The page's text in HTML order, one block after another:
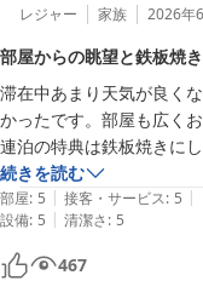
また、ロビーからエレ
拝読いたしました。
一方で、朝食の沖縄そ
備の少なさ、ビーチタ
かけし、誠に申し訳ご
善に向けて真摯に検討
「またお世話になりま
より快適にお過ごしい
レジャー 家族 2026年
部屋からの眺望と鉄板焼
滞在中あまり天気が良く
かったです。部屋も広く
連泊の特典は鉄板焼きに
の接客が心地良く楽しい時
朝食も美味しく、次回は
ています。
続きを読む
部屋: 5 | 接客・サービス: 5 |
設備: 5 | 清潔さ: 5
467